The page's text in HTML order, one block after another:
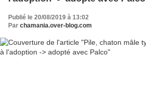
Publié le 20/08/2019 à 13:02
Par chamania.over-blog.com